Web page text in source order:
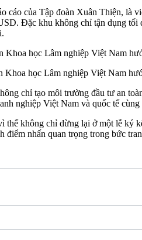
cáo của Tập đoàn Xuân Thiện, là
Đặc khu không chỉ tận dụng tối
Khoa học Lâm nghiệp Việt Nam
chỉ tạo môi trường đầu tư an
nghiệp Việt Nam và quốc tế
thế không chỉ dừng lại ở một lễ ký
điểm nhấn quan trọng trong bức